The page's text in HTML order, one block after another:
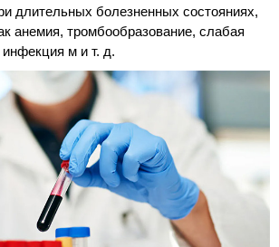
длительных болезненных состояниях,
анемия, тромбообразование, слабая
м и т. д.